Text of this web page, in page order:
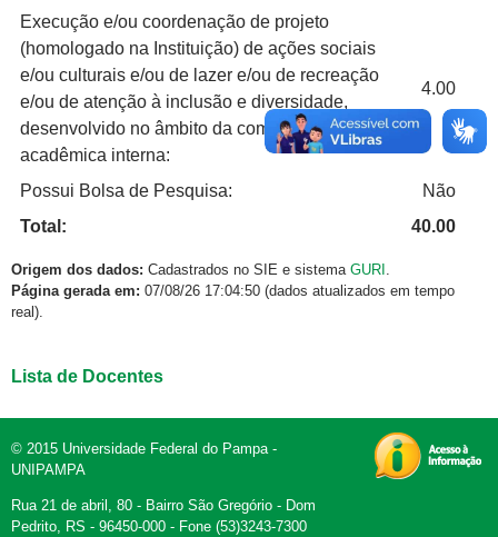
Execução e/ou coordenação de projeto
(homologado na Instituição) de ações sociais
e/ou culturais e/ou de lazer e/ou de recreação
e/ou de atenção à inclusão e diversidade,
desenvolvido no âmbito da comunidade
acadêmica interna:
4.00
Possui Bolsa de Pesquisa:
Não
Total:
40.00
Origem dos dados: Cadastrados no SIE e sistema GURI .
Página gerada em: 07/08/26 17:04:50 (dados atualizados em tempo
real).
Lista de Docentes
© 2015 Universidade Federal do Pampa -
UNIPAMPA
Rua 21 de abril, 80 - Bairro São Gregório - Dom
Pedrito, RS - 96450-000 - Fone (53)3243-7300